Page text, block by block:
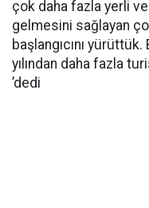
çok daha fazla yerli
gelmesini sağlayan
başlangıcını
yılından daha fazla
’dedi